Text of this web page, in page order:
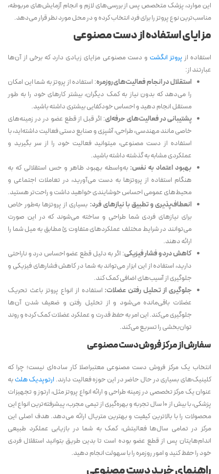
این موارد، پزشک متخصص پس از بررسی‌های لازم و انجام آزمایش‌های مربوطه،
مناسب‌ترین نوع پروتز را برای فرد انتخاب کرده و در محل مورد نظر قرار می‌دهد.
مزایای استفاده از دست مصنوعی
استفاده از پروتز انگشت و دست مصنوعی مزایای زیادی دارد که برخی از آن‌ها
عبارتند از:
استقلال در انجام فعالیت‌های روزمره: استفاده از پروتز به شما این امکان
را می‌دهد که بدون نیاز به کمک دیگران، بیشتر کارهای خود را به طور
مستقل انجام دهید و احساس خودکفایی بیشتری داشته باشید.
پشتیبانی در فعالیت‌های حرفه‌ای: اگر قبل از قطع عضو در در زمینه‌های
خاصی مانند مهندسی، طراحی، آشپزی و صنایع دستی فعالیت داشته‌اید، با
استفاده از دست مصنوعی، می‎توانید فعالیت خود را از سر بگیرید و
عملکردی مشابه به گذشته داشته باشید.
بهبود اعتماد به نفس: به‌واسطه بهبود ظاهر و حس استقلالی که به
هنگام استفاده از پروتزها به دست می‌آورید، در تعاملات اجتماعی و
محیط‌های عمومی احساس خوشایندی خواهید داشت و راحت‌تر هستید.
انعطاف‌پذیری و تطبیق با نیازهای فرد: بسیاری از پروتزها به‌طور خاص
برای نیازهای فردی شما طراحی و ساخته می‌شوند که در این صورت
می‌توانند در شرایط مختلف عملکردهای متفاوت ئ مطابق به میل شما را
ارائه دهند.
کاهش درد و فشار فیزیکی: اگر به دلیل قطع عضو احساس درد و ناراحتی
دارید، استفاده از این ابزار می‌تواند به شما در کاهش فشارهای فیزیکی و
جلوگیری از آسیب‌های اضافی کمک کند.
جلوگیری از تحلیل رفتن عضلات: استفاده از انواع پروتز باعث تحریک
عضلات باقی‌مانده می‌شود و از تحلیل رفتن و ضعیف شدن آن‌ها
جلوگیری می‌کند. این امر به حفظ قدرت و عملکرد عضلات کمک کرده و روند
توان‌بخشی را تسریع می‌کند.
سفارش از مرکز فروش دست مصنوعی
انتخاب یک مرکز فروش دست مصنوعی معتبراصلا کار ساده‌ای نیست؛ چرا که
کلینیک‌های بسیاری در حال حاضر در این حوزه فعالیت دارند. ارتوپدیک هلثبه
عنوان یک مرکز تخصصی در زمینه طراحی و ارائه انواع پروتز مثل، ارتوز و تجهیزات
پزشکی، با بیش از ۱۰ سال تجربه و بهره‌گیری از تیمی مجرب، پیشرفته‌ترین انواع این
محصولات را با بالاترین کیفیت و بهترین متریال ارائه می‌دهد. هدف اصلی این
مرکز در تمامی سال‌ها فعالیتش، کمک به شما در بازیابی عملکرد طبیعی
اندام‌هایتان پس از قطع عضو بوده است تا بدین طریق بتوانید استقلال فردی
خود را حفظ کنید و امور روزمره را با سهولت انجام دهید.